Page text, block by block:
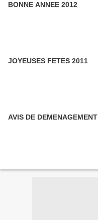
BONNE ANNEE 2012
JOYEUSES FETES 2011
AVIS DE DEMENAGEMENT